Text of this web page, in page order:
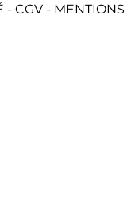
- CGV - MENTIONS